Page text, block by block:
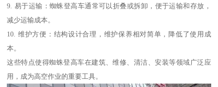
9. 易于运输：蜘蛛登高车通常可以折叠或拆卸，便于运输和存放，
减少运输成本。
10. 维护方便：结构设计合理，维护保养相对简单，降低了使用成
本。
这些特点使得蜘蛛登高车在建筑、维修、清洁、安装等领域广泛应
用，成为高空作业的重要工具。